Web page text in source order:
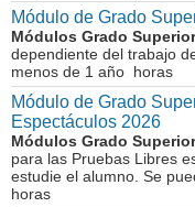
Módulo de Grado
Módulos Grado
dependiente del trabajo
menos de 1 año horas
Módulo de Grado
Espectáculos 2026
Módulos Grado
para las Pruebas Libres
estudie el alumno. Se
horas